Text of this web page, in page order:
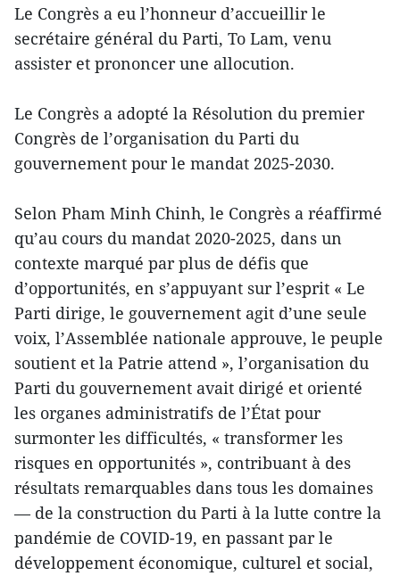
Le Congrès a eu l’honneur d’accueillir le
secrétaire général du Parti, To Lam, venu
assister et prononcer une allocution.
Le Congrès a adopté la Résolution du premier
Congrès de l’organisation du Parti du
gouvernement pour le mandat 2025-2030.
Selon Pham Minh Chinh, le Congrès a réaffirmé
qu’au cours du mandat 2020-2025, dans un
contexte marqué par plus de défis que
d’opportunités, en s’appuyant sur l’esprit « Le
Parti dirige, le gouvernement agit d’une seule
voix, l’Assemblée nationale approuve, le peuple
soutient et la Patrie attend », l’organisation du
Parti du gouvernement avait dirigé et orienté
les organes administratifs de l’État pour
surmonter les difficultés, « transformer les
risques en opportunités », contribuant à des
résultats remarquables dans tous les domaines
— de la construction du Parti à la lutte contre la
pandémie de COVID-19, en passant par le
développement économique, culturel et social,